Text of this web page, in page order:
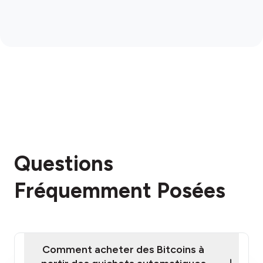
Questions
Fréquemment Posées
Comment acheter des Bitcoins à